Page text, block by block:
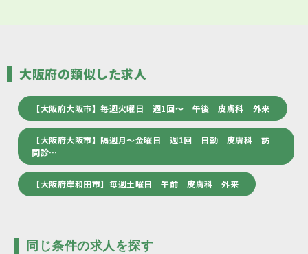
大阪府の類似した求人
【大阪府大阪市】毎週火曜日 週1回～ 午後 皮膚科 外来
【大阪府大阪市】隔週月～金曜日 週1回 日勤 皮膚科 訪
問診…
【大阪府岸和田市】毎週土曜日 午前 皮膚科 外来
同じ条件の求人を探す